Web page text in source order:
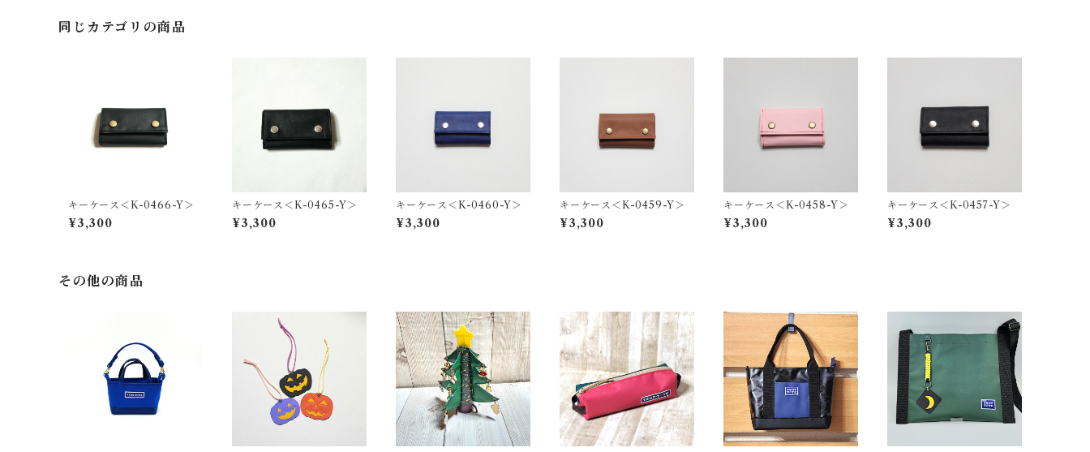
同じカテゴリの商品
キーケース＜K-0466-Y＞
¥3,300
キーケース＜K-0465-Y＞
¥3,300
キーケース＜K-0460-Y＞
¥3,300
キーケース＜K-0459-Y＞
¥3,300
キーケース＜K-0458-Y＞
¥3,300
キーケース＜K-0457-Y＞
¥3,300
その他の商品